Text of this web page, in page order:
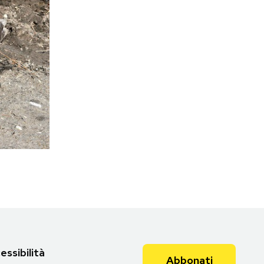
Abbonati